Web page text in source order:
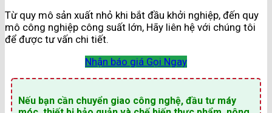
Từ quy mô sản xuất nhỏ khi bắt đầu khởi nghiệp, đến quy
mô công nghiệp công suất lớn, Hãy liên hệ với chúng tôi
để được tư vấn chi tiết.
Nhận báo giá Gọi Ngay
Nếu bạn cần chuyển giao công nghệ, đầu tư máy